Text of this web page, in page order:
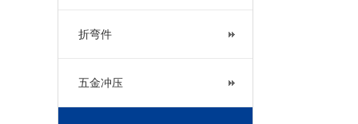
折弯件
五金冲压